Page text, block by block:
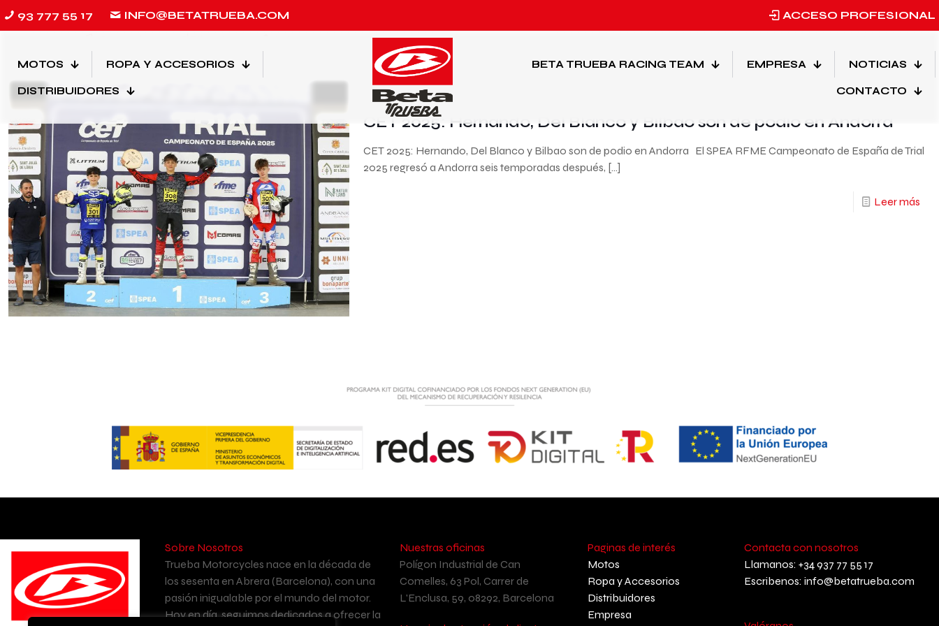
93 777 55 17 INFO@BETATRUEBA.COM ACCESO PROFESIONAL
MOTOS ROPA Y ACCESORIOS
DISTRIBUIDORES
BETA TRUEBA RACING TEAM EMPRESA NOTICIAS
CONTACTO
18 de junio de 2025 Categorias
CET 2025: Hernando, Del Blanco y Bilbao son de podio en Andorra
CET 2025: Hernando, Del Blanco y Bilbao son de podio en Andorra El SPEA RFME Campeonato de España de Trial
2025 regresó a Andorra seis temporadas después, […]
Leer más
Sobre Nosotros
Trueba Motorcycles nace en la década de
los sesenta en Abrera (Barcelona), con una
pasión inigualable por el mundo del motor.
Hoy en día, seguimos dedicados a ofrecer la
Nuestras oficinas
Polígon Industrial de Can
Comelles, 63 Pol, Carrer de
L'Enclusa, 59, 08292, Barcelona
Paginas de interés
Motos
Ropa y Accesorios
Distribuidores
Empresa
Contacta con nosotros
Llamanos: +34 937 77 55 17
Escribenos: info@betatrueba.com